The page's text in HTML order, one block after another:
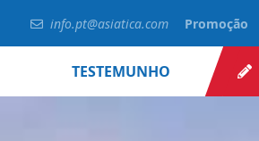
info.pt@asiatica.com Promoção
TESTEMUNHO